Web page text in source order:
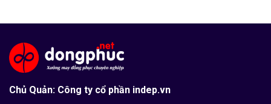
Chủ Quản: Công ty cổ phần indep.vn